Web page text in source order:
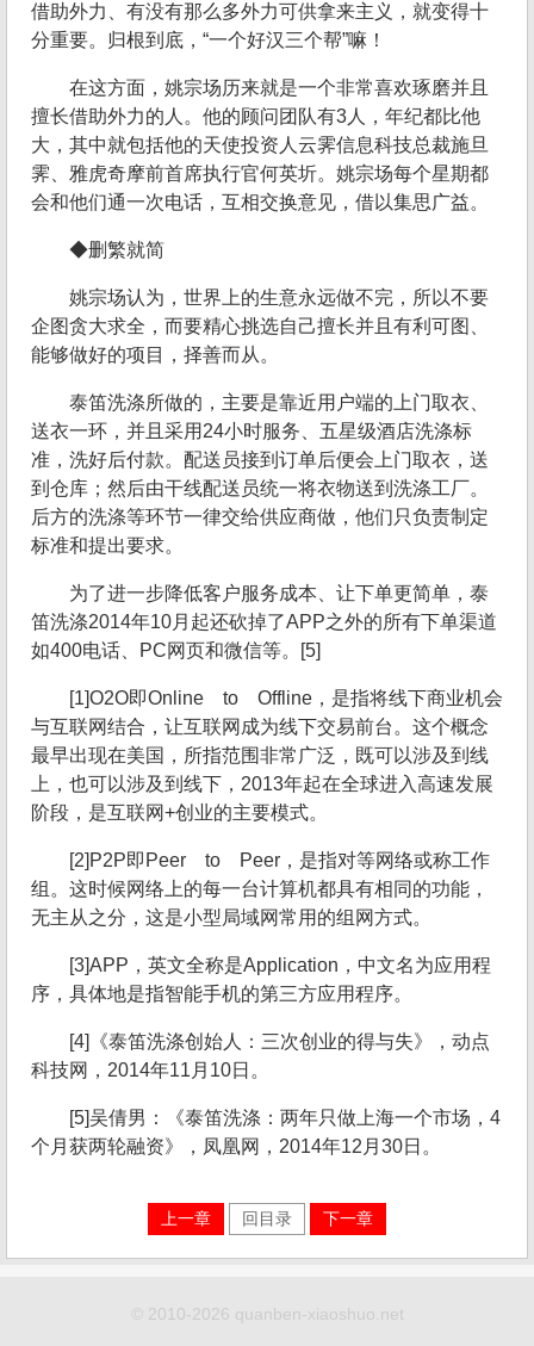
借助外力、有没有那么多外力可供拿来主义，就变得十
分重要。归根到底，“一个好汉三个帮”嘛！
在这方面，姚宗场历来就是一个非常喜欢琢磨并且
擅长借助外力的人。他的顾问团队有3人，年纪都比他
大，其中就包括他的天使投资人云霁信息科技总裁施旦
霁、雅虎奇摩前首席执行官何英圻。姚宗场每个星期都
会和他们通一次电话，互相交换意见，借以集思广益。
◆删繁就简
姚宗场认为，世界上的生意永远做不完，所以不要
企图贪大求全，而要精心挑选自己擅长并且有利可图、
能够做好的项目，择善而从。
泰笛洗涤所做的，主要是靠近用户端的上门取衣、
送衣一环，并且采用24小时服务、五星级酒店洗涤标
准，洗好后付款。配送员接到订单后便会上门取衣，送
到仓库；然后由干线配送员统一将衣物送到洗涤工厂。
后方的洗涤等环节一律交给供应商做，他们只负责制定
标准和提出要求。
为了进一步降低客户服务成本、让下单更简单，泰
笛洗涤2014年10月起还砍掉了APP之外的所有下单渠道
如400电话、PC网页和微信等。[5]
[1]O2O即Online to Offline，是指将线下商业机会
与互联网结合，让互联网成为线下交易前台。这个概念
最早出现在美国，所指范围非常广泛，既可以涉及到线
上，也可以涉及到线下，2013年起在全球进入高速发展
阶段，是互联网+创业的主要模式。
[2]P2P即Peer to Peer，是指对等网络或称工作
组。这时候网络上的每一台计算机都具有相同的功能，
无主从之分，这是小型局域网常用的组网方式。
[3]APP，英文全称是Application，中文名为应用程
序，具体地是指智能手机的第三方应用程序。
[4]《泰笛洗涤创始人：三次创业的得与失》，动点
科技网，2014年11月10日。
[5]吴倩男：《泰笛洗涤：两年只做上海一个市场，4
个月获两轮融资》，凤凰网，2014年12月30日。
上一章 回目录 下一章
© 2010-2026 quanben-xiaoshuo.net